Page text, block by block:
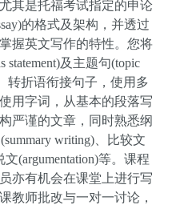
其是托福考试指定的申论
的格式及架构，并透过
握英文写作的特性。您将
及主题句(topic
转折语衔接句子，使用多
用字词，从基本的段落写
严谨的文章，同时熟悉纲
writing)、比较文
文(argumentation)等。课程
亦有机会在课堂上进行写
教师批改与一对一讨论，